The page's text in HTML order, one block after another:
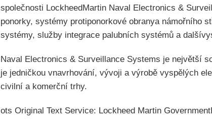
společnosti LockheedMartin Naval Electronics &
ponorky, systémy protiponorkové obranya námořního
systémy, služby integrace palubních systémů a
Naval Electronics & Surveillance Systems je největší
je jedničkou vnavrhování, vývoji a výrobě vyspělých
civilní a komerční trhy.
ots Original Text Service: Lockheed Martin